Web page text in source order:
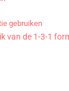
gebruiken
van de 1-3-1